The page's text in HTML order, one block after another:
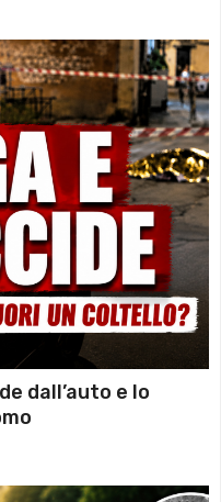
dall’auto e lo